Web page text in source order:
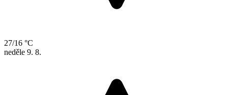
27/16 °C
neděle 9. 8.